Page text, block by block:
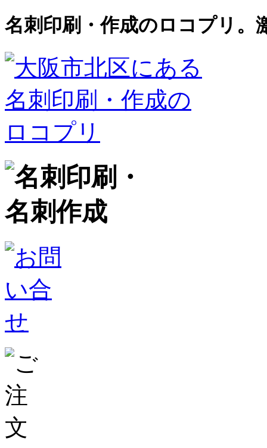
名刺印刷・作成のロコプリ。